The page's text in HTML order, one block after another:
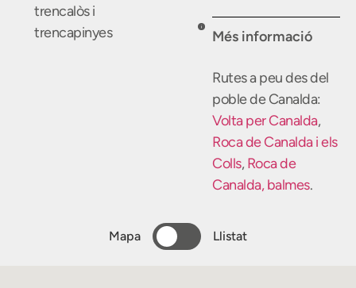
trencalòs i
trencapinyes
Més informació
Rutes a peu des del
poble de Canalda:
Volta per Canalda,
Roca de Canalda i els
Colls,Roca de
Canalda, balmes.
Mapa Llistat